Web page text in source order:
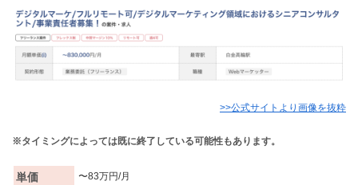
>>公式サイトより画像を抜粋
※タイミングによっては既に終了している可能性もあります。
単価 〜83万円/月